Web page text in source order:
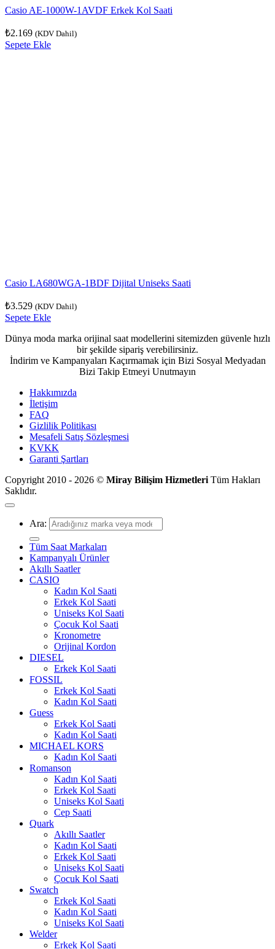
Casio AE-1000W-1AVDF Erkek Kol Saati
₺2.169 (KDV Dahil)
Sepete Ekle
Casio LA680WGA-1BDF Dijital Uniseks Saati
₺3.529 (KDV Dahil)
Sepete Ekle
Dünya moda marka orijinal saat modellerini sitemizden güvenle hızlı
bir şekilde sipariş verebilirsiniz.
İndirim ve Kampanyaları Kaçırmamak için Bizi Sosyal Medyadan
Bizi Takip Etmeyi Unutmayın
Hakkımızda
İletişim
FAQ
Gizlilik Politikası
Mesafeli Satış Sözleşmesi
KVKK
Garanti Şartları
Copyright 2010 - 2026 © Miray Bilişim Hizmetleri Tüm Hakları
Saklıdır.
Ara:
Tüm Saat Markaları
Kampanyalı Ürünler
Akıllı Saatler
CASIO
Kadın Kol Saati
Erkek Kol Saati
Uniseks Kol Saati
Çocuk Kol Saati
Kronometre
Orijinal Kordon
DIESEL
Erkek Kol Saati
FOSSIL
Erkek Kol Saati
Kadın Kol Saati
Guess
Erkek Kol Saati
Kadın Kol Saati
MICHAEL KORS
Kadın Kol Saati
Romanson
Kadın Kol Saati
Erkek Kol Saati
Uniseks Kol Saati
Cep Saati
Quark
Akıllı Saatler
Kadın Kol Saati
Erkek Kol Saati
Uniseks Kol Saati
Çocuk Kol Saati
Swatch
Erkek Kol Saati
Kadın Kol Saati
Uniseks Kol Saati
Welder
Erkek Kol Saati